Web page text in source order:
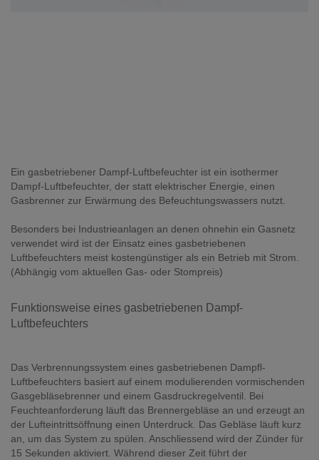
Ein gasbetriebener Dampf-Luftbefeuchter ist ein isothermer
Dampf-Luftbefeuchter, der statt elektrischer Energie, einen
Gasbrenner zur Erwärmung des Befeuchtungswassers nutzt.
Besonders bei Industrieanlagen an denen ohnehin ein Gasnetz
verwendet wird ist der Einsatz eines gasbetriebenen
Luftbefeuchters meist kostengünstiger als ein Betrieb mit Strom.
(Abhängig vom aktuellen Gas- oder Stompreis)
Funktionsweise eines gasbetriebenen Dampf-
Luftbefeuchters
Das Verbrennungssystem eines gasbetriebenen Dampfl-
Luftbefeuchters basiert auf einem modulierenden vormischenden
Gasgebläsebrenner und einem Gasdruckregelventil. Bei
Feuchteanforderung läuft das Brennergebläse an und erzeugt an
der Lufteintrittsöffnung einen Unterdruck. Das Gebläse läuft kurz
an, um das System zu spülen. Anschliessend wird der Zünder für
15 Sekunden aktiviert. Während dieser Zeit führt der